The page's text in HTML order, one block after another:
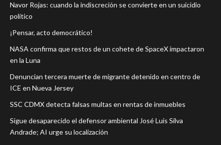
Navor Rojas: cuando la indiscreción se convierte en un suicidio
político
¡Pensar, acto democrático!
NASA confirma que restos de un cohete de SpaceX impactaron
en la Luna
Denuncian tercera muerte de migrante detenido en centro de
ICE en Nueva Jersey
SSC CDMX detecta falsas multas en rentas de inmuebles
Sigue desaparecido el defensor ambiental José Luis Silva
Andrade; AI urge su localización